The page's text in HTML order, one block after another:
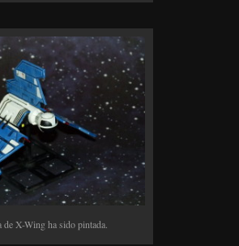
de X-Wing ha sido pintada.